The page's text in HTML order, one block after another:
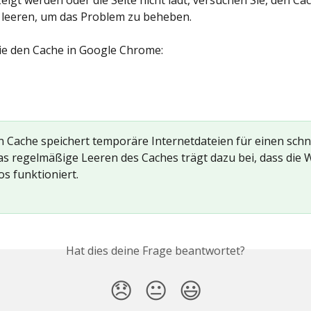
um das Problem zu beheben.
den Cache in Google Chrome:
Cache speichert temporäre Internetdateien für einen
regelmäßige Leeren des Caches trägt dazu bei, dass die
funktioniert.
Hat dies deine Frage beantwortet?
😞 😐 😃